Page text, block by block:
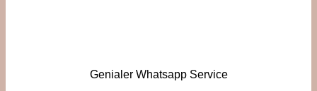
Genialer Whatsapp Service